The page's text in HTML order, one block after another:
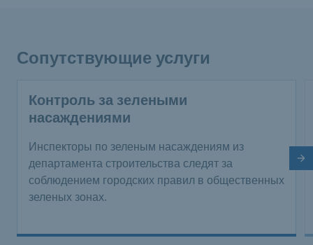
Сопутствующие услуги
Контроль за зелеными
насаждениями
Инспекторы по зеленым насаждениям из
департамента строительства следят за
соблюдением городских правил в общественных
зеленых зонах.